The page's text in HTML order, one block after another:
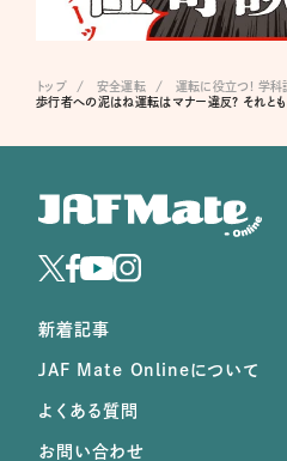
トップ 安全運転
運転に役立つ! 学科
歩行者への泥はね運転はマナー違反? それと
新着記事
JAF Mate Onlineについて
よくある質問
お問い合わせ